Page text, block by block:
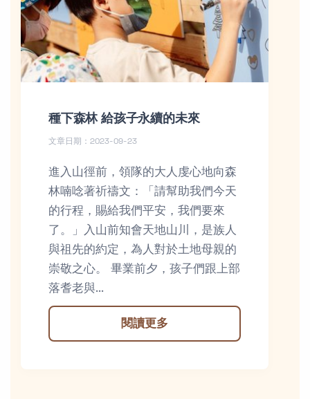
種下森林 給孩子永續的未來
文章日期：2023-09-23
進入山徑前，領隊的大人虔心地向森
林喃唸著祈禱文：「請幫助我們今天
的行程，賜給我們平安，我們要來
了。」入山前知會天地山川，是族人
與祖先的約定，為人對於土地母親的
崇敬之心。 畢業前夕，孩子們跟上部
落耆老與...
閱讀更多